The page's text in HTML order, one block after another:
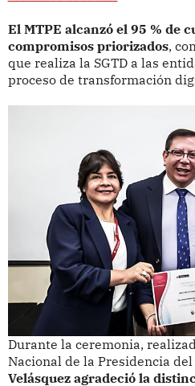
El MTPE alcanzó el 95 % de
compromisos priorizados,
que realiza la SGTD a las
proceso de transformación
Durante la ceremonia,
Nacional de la Presidencia
Velásquez agradeció la